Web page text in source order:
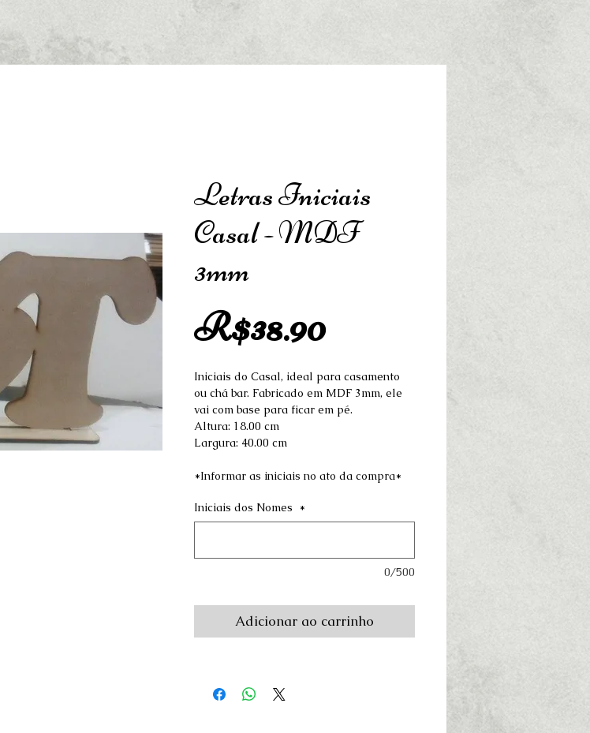
Letras Iniciais
Casal - MDF
3mm
R$38.90Preço
Iniciais do Casal, ideal para casamento
ou chá bar. Fabricado em MDF 3mm, ele
vai com base para ficar em pé.
Altura: 18.00 cm
Largura: 40.00 cm
*Informar as iniciais no ato da compra*
Iniciais dos Nomes *
0/500
Adicionar ao carrinho